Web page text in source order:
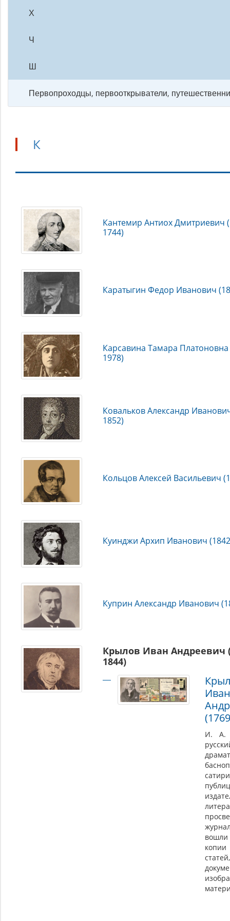
Х
Ч
Ш
Первопроходцы, первооткрыватели,
К
Кантемир Антиох Дмитриевич
1744)
Каратыгин Федор Иванович
Карсавина Тамара Платоновна
1978)
Ковальков Александр
1852)
Кольцов Алексей Васильевич
Куинджи Архип Иванович
Куприн Александр Иванович
Крылов Иван Андреевич
1844)
И. А.